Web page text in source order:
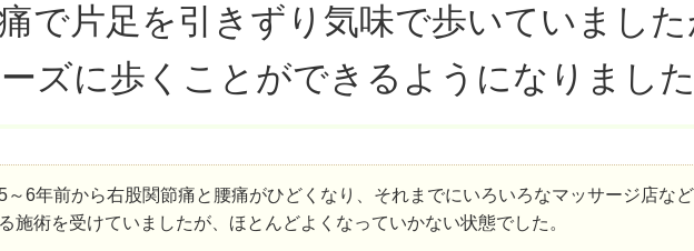
で片足を引きずり気味で歩いていました
ズに歩くことができるようになりました
～6年前から右股関節痛と腰痛がひどくなり、それまでにいろいろなマッサージ店な
る施術を受けていましたが、ほとんどよくなっていかない状態でした。